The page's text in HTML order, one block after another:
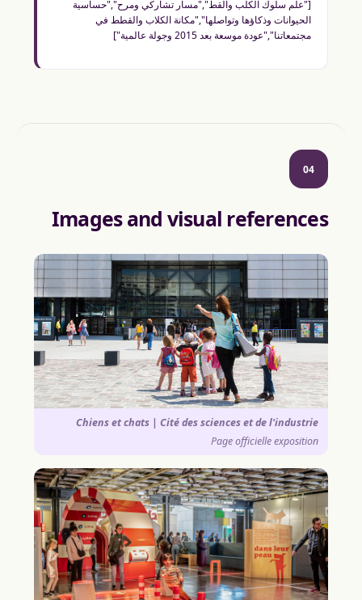
["علم سلوك الكلب والقط","مسار تشاركي ومرح","حساسية
الحيوانات وذكاؤها وتواصلها","مكانة الكلاب والقطط في
مجتمعاتنا","عودة موسعة بعد 2015 وجولة عالمية"]
04
Images and visual references
Chiens et chats | Cité des sciences et de l'industrie
Page officielle exposition